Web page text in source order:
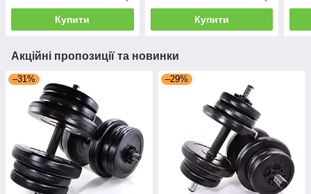
Купити Купити
Акційні пропозиції та новинки
–31% –29%